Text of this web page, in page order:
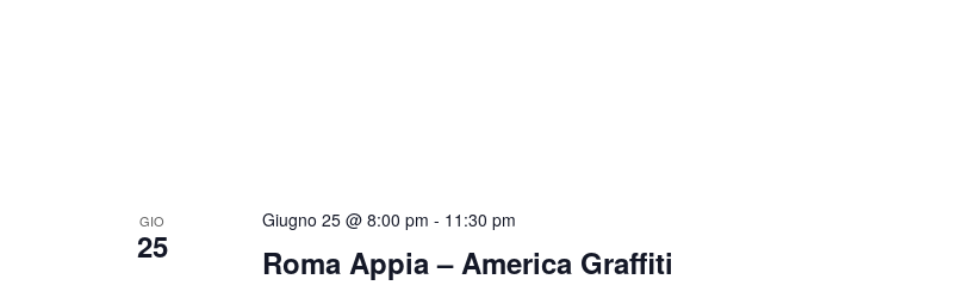
GIO
25 Roma Appia – America Graffiti
Giugno 25 @ 8:00 pm - 11:30 pm